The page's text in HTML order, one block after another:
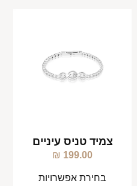
צמיד טניס עיניים
199.00
₪
בחירת אפשרויות